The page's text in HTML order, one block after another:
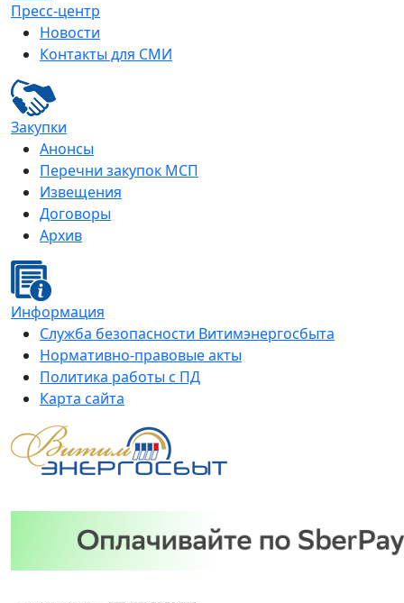
Пресс-центр
Новости
Контакты для СМИ
Закупки
Анонсы
Перечни закупок МСП
Извещения
Договоры
Архив
Информация
Служба безопасности Витимэнергосбыта
Нормативно-правовые акты
Политика работы с ПД
Карта сайта